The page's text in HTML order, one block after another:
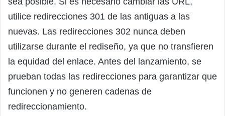
utilice redirecciones 301 de las antiguas a las
nuevas. Las redirecciones 302 nunca deben
utilizarse durante el rediseño, ya que no transfieren
la equidad del enlace. Antes del lanzamiento, se
prueban todas las redirecciones para garantizar que
funcionen y no generen cadenas de
redireccionamiento.